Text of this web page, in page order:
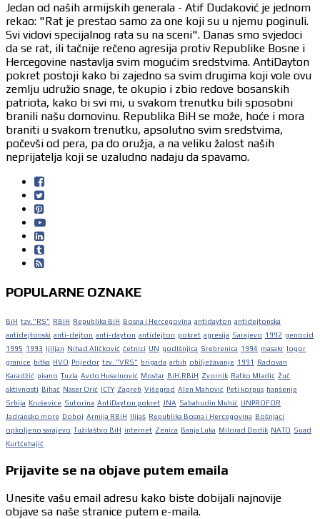
Jedan od naših armijskih generala - Atif Dudaković je jednom
rekao: "Rat je prestao samo za one koji su u njemu poginuli.
Svi vidovi specijalnog rata su na sceni". Danas smo svjedoci
da se rat, ili tačnije rečeno agresija protiv Republike Bosne i
Hercegovine nastavlja svim mogućim sredstvima. AntiDayton
pokret postoji kako bi zajedno sa svim drugima koji vole ovu
zemlju udružio snage, te okupio i zbio redove bosanskih
patriota, kako bi svi mi, u svakom trenutku bili sposobni
branili našu domovinu. Republika BiH se može, hoće i mora
braniti u svakom trenutku, apsolutno svim sredstvima,
počevši od pera, pa do oružja, a na veliku žalost naših
neprijatelja koji se uzaludno nadaju da spavamo.
POPULARNE OZNAKE
BiH tzv."RS" RBiH Republika BiH Bosna i Hercegovina antidayton antidejtonska
antidejtonski anti-dejton anti-dayton antidejton pokret agresija Sarajevo 1992 genocid
1995 1993 ljiljan Nihad Aličković četnici UN godišnjica Srebrenica 1994 masakr logor
granice bitka HVO Prijedor tzv. "VRS" brigada arbih obilježavanje 1991
Radovan
Karadžić pismo Tuzla Avdo Huseinović Mostar BiH.RBiH Zvornik Ratko Mladić Žuč
aktivnosti Bihać Naser Orić ICTY Zagreb Višegrad Alen Mahović Peti korpus hapšenje
Srbija Kruševice Sutorina AntiDayton pokret JNA Sabahudin Muhić UNPROFOR
Jadransko more Doboj Armija RBiH Ilijaš Republika Bosna i Hercegovina Bošnjaci
opkoljeno sarajevo Tužilaštvo BiH internet Zenica Banja Luka Milorad Dodik NATO Suad
Kurtćehajić
Prijavite se na objave putem emaila
Unesite vašu email adresu kako biste dobijali najnovije
objave sa naše stranice putem e-maila.